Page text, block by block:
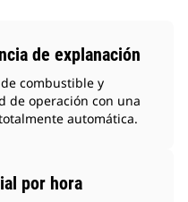
de explanación
combustible y
de operación con una
automática.
por hora